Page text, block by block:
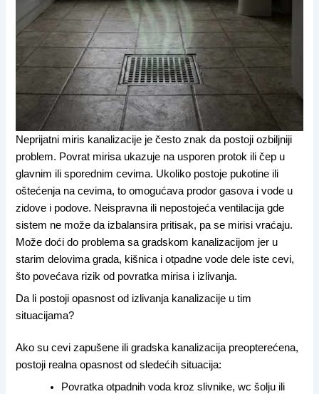
Neprijatni miris kanalizacije je često znak da postoji ozbiljniji
problem. Povrat mirisa ukazuje na usporen protok ili čep u
glavnim ili sporednim cevima. Ukoliko postoje pukotine ili
oštećenja na cevima, to omogućava prodor gasova i vode u
zidove i podove. Neispravna ili nepostojeća ventilacija gde
sistem ne može da izbalansira pritisak, pa se mirisi vraćaju.
Može doći do problema sa gradskom kanalizacijom jer u
starim delovima grada, kišnica i otpadne vode dele iste cevi,
što povećava rizik od povratka mirisa i izlivanja.
Da li postoji opasnost od izlivanja kanalizacije u tim
situacijama?
Ako su cevi zapušene ili gradska kanalizacija preopterećena,
postoji realna opasnost od sledećih situacija:
Povratka otpadnih voda kroz slivnike, wc šolju ili